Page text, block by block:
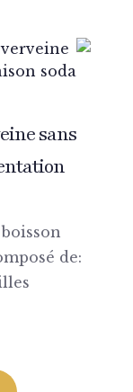
sans
boisson
composé de:
…